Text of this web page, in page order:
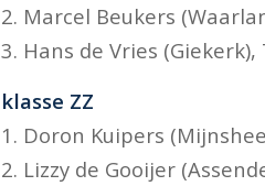
2. Marcel Beukers
3. Hans de Vries
klasse ZZ
1. Doron Kuipers
2. Lizzy de Gooijer